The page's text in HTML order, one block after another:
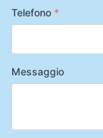
Telefono *
Messaggio